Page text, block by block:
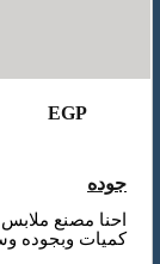
EGP
احنا مصنع
كميات وبجوده
جوده